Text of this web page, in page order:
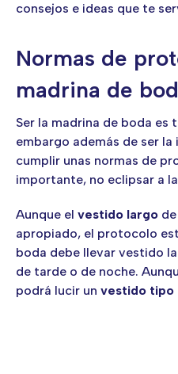
consejos e ideas que te
Normas de
madrina de
Ser la madrina de boda es
embargo además de ser
cumplir unas normas de
importante, no eclipsar a
Aunque el vestido largo
apropiado, el protocolo
boda debe llevar vestido
de tarde o de noche.
podrá lucir un vestido tipo